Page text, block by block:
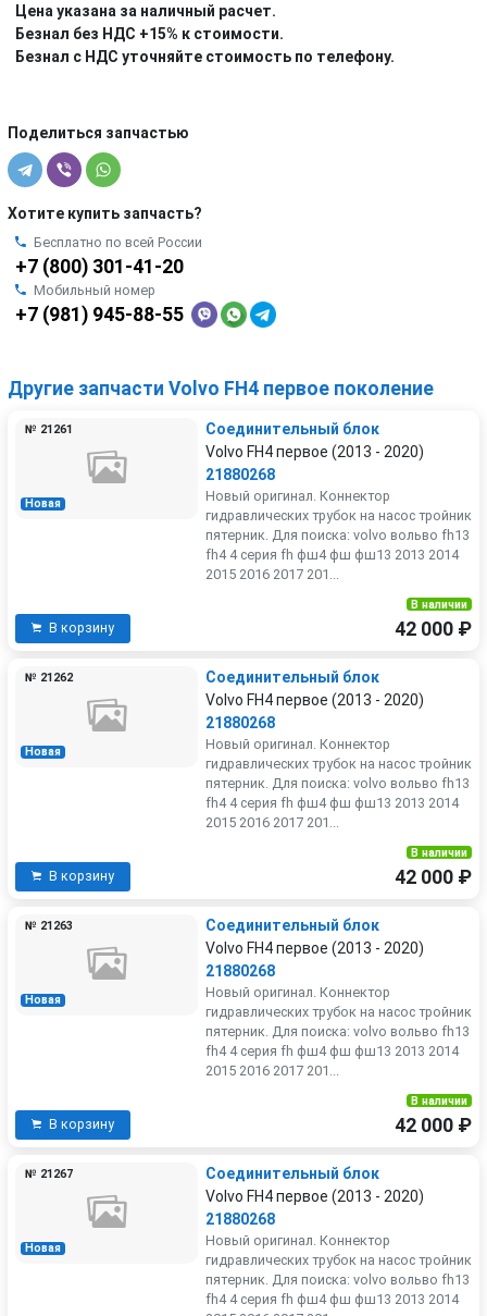
Цена указана за наличный расчет.
Безнал без НДС +15% к стоимости.
Безнал с НДС уточняйте стоимость по телефону.
Поделиться запчастью
Хотите купить запчасть?
Бесплатно по всей России
+7 (800) 301-41-20
Мобильный номер
+7 (981) 945-88-55
Другие запчасти Volvo FH4 первое поколение
Новая
№ 21261
Соединительный блок
Volvo FH4 первое (2013 - 2020)
21880268
Новый оригинал. Коннектор
гидравлических трубок на насос тройник
пятерник. Для поиска: volvo вольво fh13
fh4 4 серия fh фш4 фш фш13 2013 2014
2015 2016 2017 201...
В корзину
В наличии
42 000 ₽
Новая
№ 21262
Соединительный блок
Volvo FH4 первое (2013 - 2020)
21880268
Новый оригинал. Коннектор
гидравлических трубок на насос тройник
пятерник. Для поиска: volvo вольво fh13
fh4 4 серия fh фш4 фш фш13 2013 2014
2015 2016 2017 201...
В корзину
В наличии
42 000 ₽
Новая
№ 21263
Соединительный блок
Volvo FH4 первое (2013 - 2020)
21880268
Новый оригинал. Коннектор
гидравлических трубок на насос тройник
пятерник. Для поиска: volvo вольво fh13
fh4 4 серия fh фш4 фш фш13 2013 2014
2015 2016 2017 201...
В корзину
В наличии
42 000 ₽
Новая
№ 21267
Соединительный блок
Volvo FH4 первое (2013 - 2020)
21880268
Новый оригинал. Коннектор
гидравлических трубок на насос тройник
пятерник. Для поиска: volvo вольво fh13
fh4 4 серия fh фш4 фш фш13 2013 2014